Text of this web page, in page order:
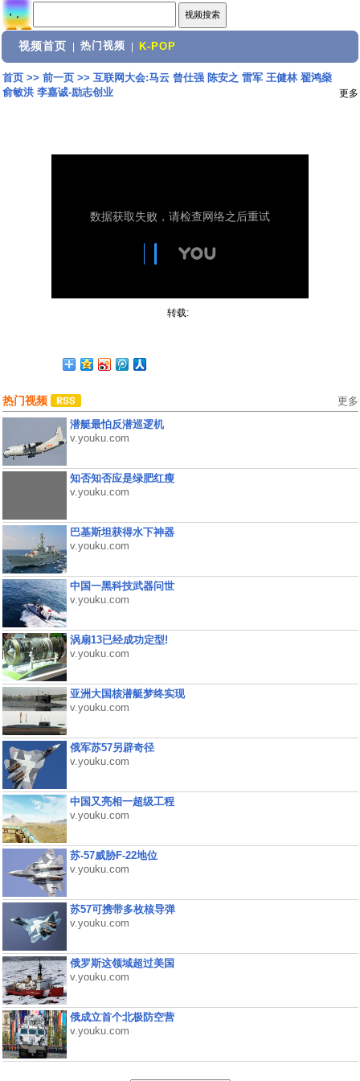
视频首页 热门视频 K-POP
首页>> 前一页>> 互联网大会:马云 曾仕强 陈安之 雷军 王健林 翟鸿燊
俞敏洪 李嘉诚-励志创业
更多
转载:
热门视频 更多
潜艇最怕反潜巡逻机
v.youku.com
知否知否应是绿肥红瘦
v.youku.com
巴基斯坦获得水下神器
v.youku.com
中国一黑科技武器问世
v.youku.com
涡扇13已经成功定型!
v.youku.com
亚洲大国核潜艇梦终实现
v.youku.com
俄军苏57另辟奇径
v.youku.com
中国又亮相一超级工程
v.youku.com
苏-57威胁F-22地位
v.youku.com
苏57可携带多枚核导弹
v.youku.com
俄罗斯这领域超过美国
v.youku.com
俄成立首个北极防空营
v.youku.com